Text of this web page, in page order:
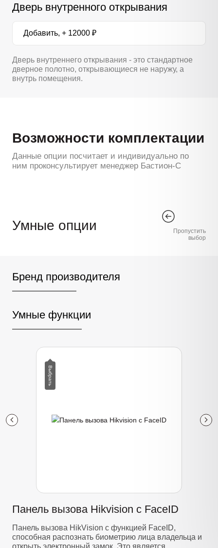
Дверь внутренного открывания
Добавить, + 12000 ₽
Дверь внутреннего открывания - это стандартное
дверное полотно, открывающиеся не наружу, а
внутрь помещения.
Возможности комплектации
Данные опции посчитает и индивидуально по
ним проконсультирует менеджер Бастион-С
Умные опции
Пропустить
выбор
Бренд производителя
Умные функции
Панель вызова Hikvision с FaceID
Панель вызова HikVision с функцией FaceID,
способная распознать биометрию лица владельца и
открыть электронный замок. Это является